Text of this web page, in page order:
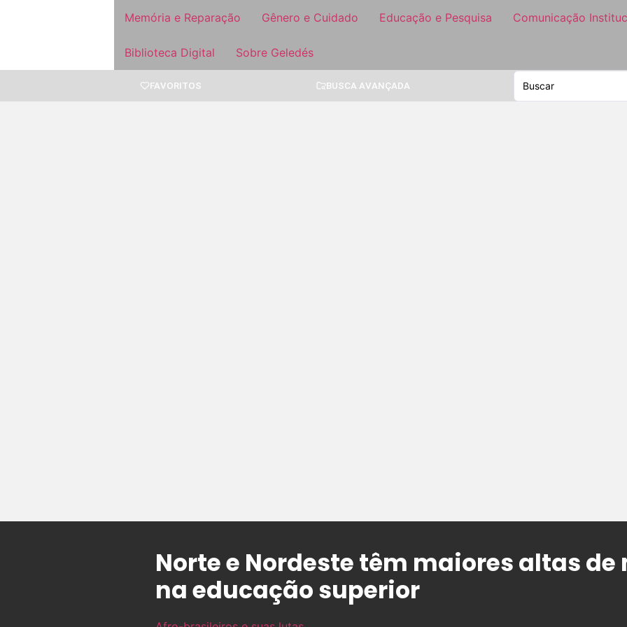
Memória e Reparação Gênero e Cuidado Educação e Pesquisa Comunicação
Biblioteca Digital Sobre Geledés
FAVORITOS BUSCA AVANÇADA
Norte e Nordeste têm maiores altas
na educação superior